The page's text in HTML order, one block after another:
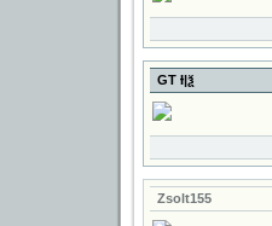
GT Ɨ|ѯ
Zsolt155